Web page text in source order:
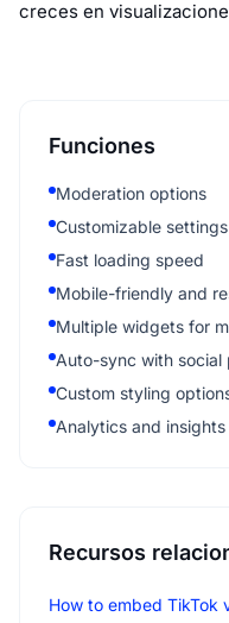
creces en
Funciones
Moderation options
Customizable settings
Fast loading speed
Mobile-friendly and
Multiple widgets for
Auto-sync with social
Custom styling
Analytics and insights
Recursos
How to embed TikTok